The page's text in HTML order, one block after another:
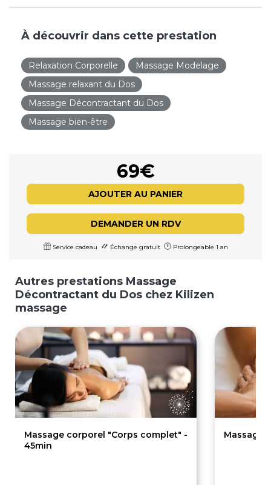
À découvrir dans cette prestation
Relaxation Corporelle
Massage Modelage
Massage relaxant du Dos
Massage Décontractant du Dos
Massage bien-être
69€
AJOUTER AU PANIER
DEMANDER UN RDV
Service cadeau Échange gratuit Prolongeable 1 an
Autres prestations Massage
Décontractant du Dos chez Kilizen
massage
Massage corporel "Corps complet" -
45min
Massage